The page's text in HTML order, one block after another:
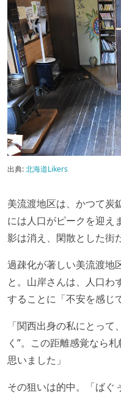
出典:北海道Likers
美流渡地区は、かつて炭
には人口がピークを迎え
影は消え、閑散とした街
過疎化が著しい美流渡地
と。山岸さんは、人口わ
することに「不安を感じ
「関西出身の私にとって
く”。この距離感覚なら
思いました」
その狙いは的中。「ばぐ